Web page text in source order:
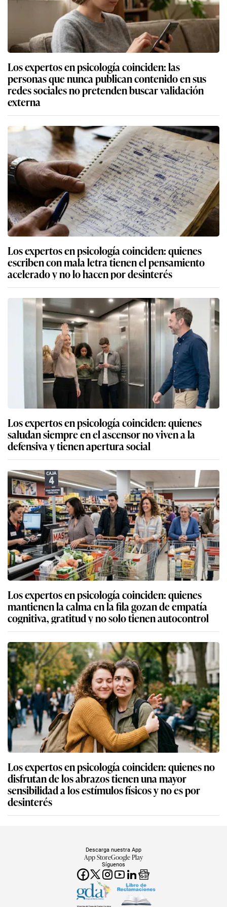
Los expertos en psicología coinciden: las
personas que nunca publican contenido en sus
redes sociales no pretenden buscar validación
externa
Los expertos en psicología coinciden: quienes
escriben con mala letra tienen el pensamiento
acelerado y no lo hacen por desinterés
Los expertos en psicología coinciden: quienes
saludan siempre en el ascensor no viven a la
defensiva y tienen apertura social
Los expertos en psicología coinciden: quienes
mantienen la calma en la fila gozan de empatía
cognitiva, gratitud y no solo tienen autocontrol
Los expertos en psicología coinciden: quienes no
disfrutan de los abrazos tienen una mayor
sensibilidad a los estímulos físicos y no es por
desinterés
Síguenos
Descarga nuestra App
App StoreGoogle Play
Miembro del Grupo de Diarios América